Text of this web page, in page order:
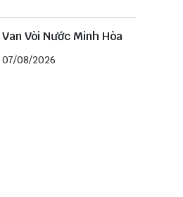
Van Vòi Nước Minh Hòa
07/08/2026